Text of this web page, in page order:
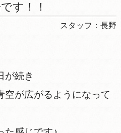
す！！
スタッフ：長野
が続き
空が広がるようになって